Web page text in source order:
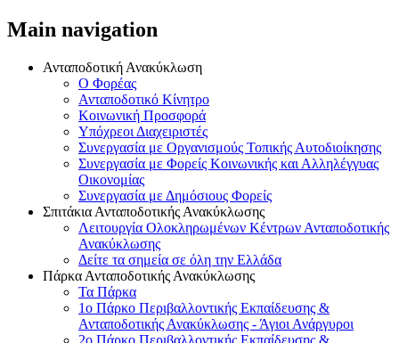
Main navigation
Ανταποδοτική Ανακύκλωση
Ο Φορέας
Ανταποδοτικό Κίνητρο
Κοινωνική Προσφορά
Υπόχρεοι Διαχειριστές
Συνεργασία με Οργανισμούς Τοπικής Αυτοδιοίκησης
Συνεργασία με Φορείς Κοινωνικής και Αλληλέγγυας
Οικονομίας
Συνεργασία με Δημόσιους Φορείς
Σπιτάκια Ανταποδοτικής Ανακύκλωσης
Λειτουργία Ολοκληρωμένων Κέντρων Ανταποδοτικής
Ανακύκλωσης
Δείτε τα σημεία σε όλη την Ελλάδα
Πάρκα Ανταποδοτικής Ανακύκλωσης
Τα Πάρκα
1o Πάρκο Περιβαλλοντικής Εκπαίδευσης &
Ανταποδοτικής Ανακύκλωσης - Άγιοι Ανάργυροι
2o Πάρκο Περιβαλλοντικής Εκπαίδευσης &